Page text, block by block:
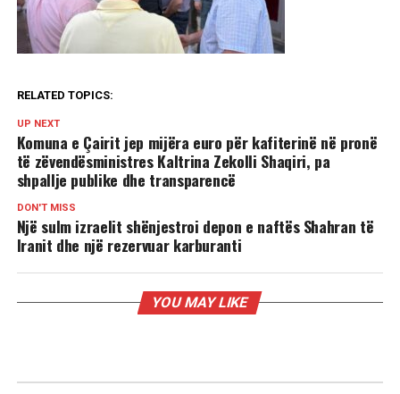
RELATED TOPICS:
UP NEXT
Komuna e Çairit jep mijëra euro për kafiterinë në pronë
të zëvendësministres Kaltrina Zekolli Shaqiri, pa
shpallje publike dhe transparencë
DON'T MISS
Një sulm izraelit shënjestroi depon e naftës Shahran të
Iranit dhe një rezervuar karburanti
YOU MAY LIKE